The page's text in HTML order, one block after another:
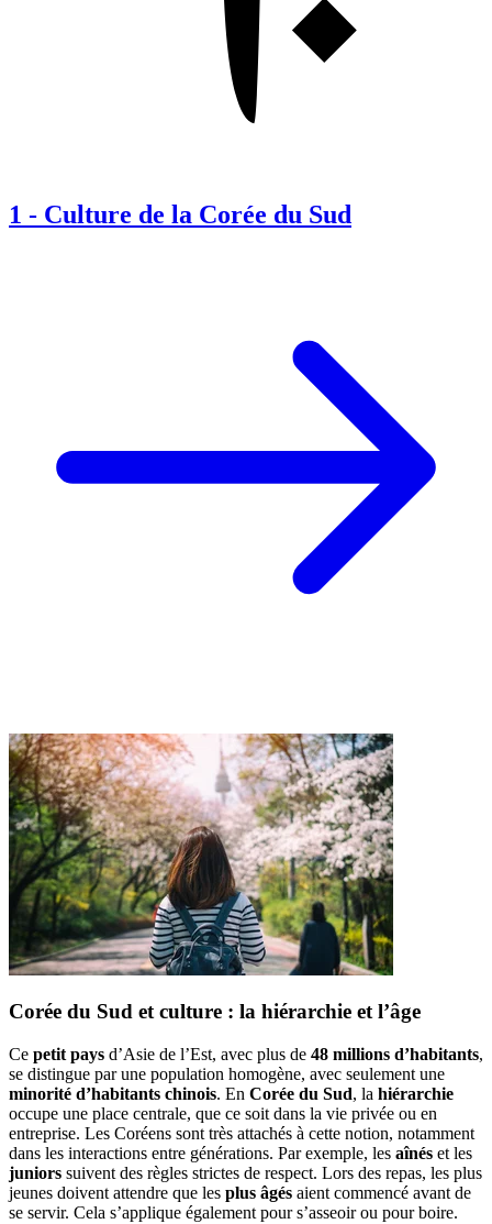
1 - Culture de la Corée du Sud
Corée du Sud et culture : la hiérarchie et l’âge
Ce petit pays d’Asie de l’Est, avec plus de 48 millions d’habitants,
se distingue par une population homogène, avec seulement une
minorité d’habitants chinois. En Corée du Sud, la hiérarchie
occupe une place centrale, que ce soit dans la vie privée ou en
entreprise. Les Coréens sont très attachés à cette notion, notamment
dans les interactions entre générations. Par exemple, les aînés et les
juniors suivent des règles strictes de respect. Lors des repas, les plus
jeunes doivent attendre que les plus âgés aient commencé avant de
se servir. Cela s’applique également pour s’asseoir ou pour boire.